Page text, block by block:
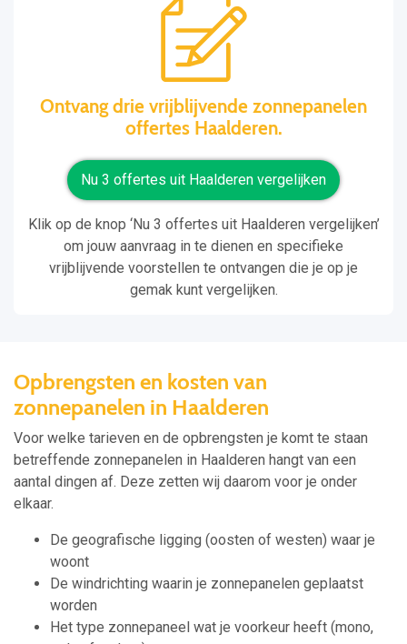
Ontvang drie vrijblijvende zonnepanelen
offertes Haalderen.
Nu 3 offertes uit Haalderen vergelijken
Klik op de knop ‘Nu 3 offertes uit Haalderen vergelijken’
om jouw aanvraag in te dienen en specifieke
vrijblijvende voorstellen te ontvangen die je op je
gemak kunt vergelijken.
Opbrengsten en kosten van
zonnepanelen in Haalderen
Voor welke tarieven en de opbrengsten je komt te staan
betreffende zonnepanelen in Haalderen hangt van een
aantal dingen af. Deze zetten wij daarom voor je onder
elkaar.
De geografische ligging (oosten of westen) waar je
woont
De windrichting waarin je zonnepanelen geplaatst
worden
Het type zonnepaneel wat je voorkeur heeft (mono,